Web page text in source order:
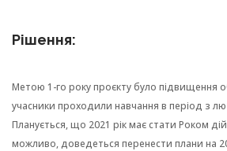
Рішення:
Метою 1-го року проєкту було підвищення
учасники проходили навчання в період з
Планується, що 2021 рік має стати Роком
можливо, доведеться перенести плани на